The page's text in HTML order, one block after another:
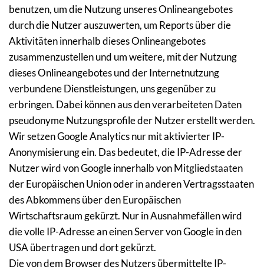
benutzen, um die Nutzung unseres Onlineangebotes
durch die Nutzer auszuwerten, um Reports über die
Aktivitäten innerhalb dieses Onlineangebotes
zusammenzustellen und um weitere, mit der Nutzung
dieses Onlineangebotes und der Internetnutzung
verbundene Dienstleistungen, uns gegenüber zu
erbringen. Dabei können aus den verarbeiteten Daten
pseudonyme Nutzungsprofile der Nutzer erstellt werden.
Wir setzen Google Analytics nur mit aktivierter IP-
Anonymisierung ein. Das bedeutet, die IP-Adresse der
Nutzer wird von Google innerhalb von Mitgliedstaaten
der Europäischen Union oder in anderen Vertragsstaaten
des Abkommens über den Europäischen
Wirtschaftsraum gekürzt. Nur in Ausnahmefällen wird
die volle IP-Adresse an einen Server von Google in den
USA übertragen und dort gekürzt.
Die von dem Browser des Nutzers übermittelte IP-